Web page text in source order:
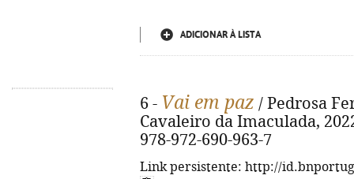
ADICIONAR À LISTA
6 - Vai em paz / Pedrosa
Cavaleiro da Imaculada,
978-972-690-963-7
Link persistente: http://